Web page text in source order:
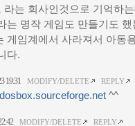
라는 회사인것으로 기억하
는 명작 게임도 만들기도 했
게임계에서 사라져서 아동
다.
19:31 MODIFY/DELETE REPLY
^^
MODIFY/DELETE REPLY